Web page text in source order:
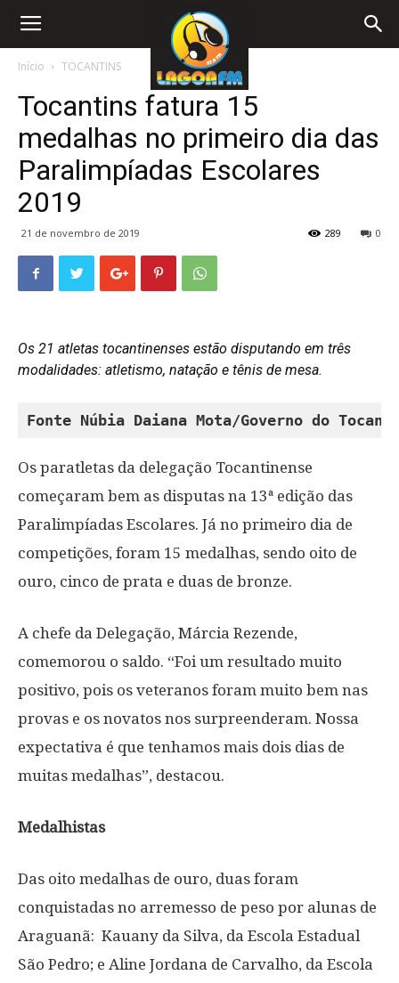
Início TOCANTINS
Tocantins fatura 15
medalhas no primeiro dia das
Paralimpíadas Escolares
2019
21 de novembro de 2019 0
289
Os 21 atletas tocantinenses estão disputando em três
modalidades: atletismo, natação e tênis de mesa.
Fonte Núbia Daiana Mota/Governo do
Os paratletas da delegação Tocantinense
começaram bem as disputas na 13ª edição das
Paralimpíadas Escolares. Já no primeiro dia de
competições, foram 15 medalhas, sendo oito de
ouro, cinco de prata e duas de bronze.
A chefe da Delegação, Márcia Rezende,
comemorou o saldo. “Foi um resultado muito
positivo, pois os veteranos foram muito bem nas
provas e os novatos nos surpreenderam. Nossa
expectativa é que tenhamos mais dois dias de
muitas medalhas”, destacou.
Medalhistas
Das oito medalhas de ouro, duas foram
conquistadas no arremesso de peso por alunas de
Araguanã: Kauany da Silva, da Escola Estadual
São Pedro; e Aline Jordana de Carvalho, da Escola